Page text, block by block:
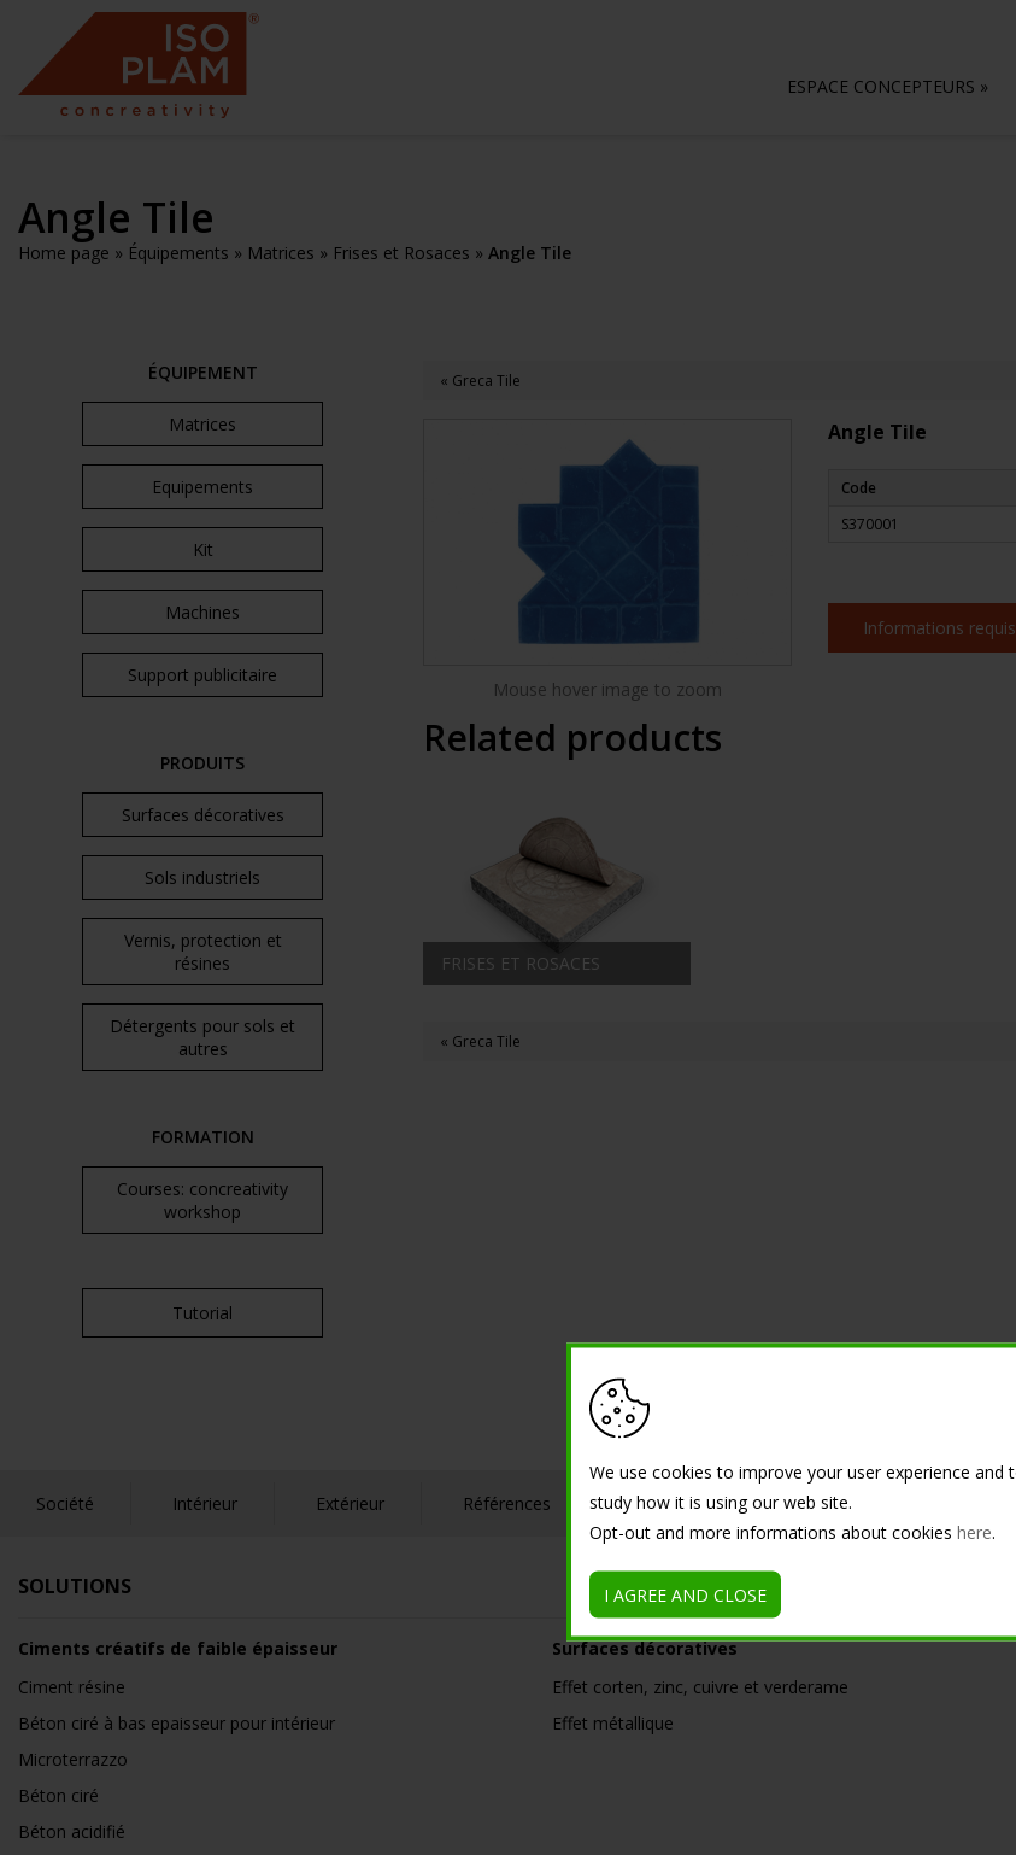
ESPACE CONCEPTEURS »
Angle Tile
Home page » Équipements » Matrices » Frises et Rosaces » Angle Tile
ÉQUIPEMENT
Matrices
Equipements
Kit
Machines
Support publicitaire
PRODUITS
Surfaces décoratives
Sols industriels
Vernis, protection et
résines
Détergents pour sols et
autres
FORMATION
Courses: concreativity
workshop
Tutorial
« Greca Tile
Mouse hover image to zoom
Angle Tile
Code
S370001
Informations
Related products
FRISES ET ROSACES
« Greca Tile
Société Intérieur Extérieur Références Contacts
SOLUTIONS
Ciments créatifs de faible épaisseur
Ciment résine
Béton ciré à bas epaisseur pour intérieur
Microterrazzo
Béton ciré
Béton acidifié
Surfaces décoratives
Effet corten, zinc, cuivre et verderame
Effet métallique
We use cookies to improve your user experience and
study how it is using our web site.
Opt-out and more informations about cookieshere.
I AGREE AND CLOSE